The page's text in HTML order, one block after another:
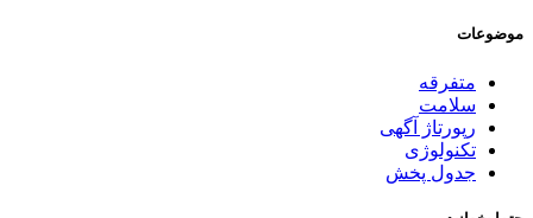
موضوعات
متفرقه
سلامت
رپورتاژ آگهی
تکنولوژی
جدول پخش